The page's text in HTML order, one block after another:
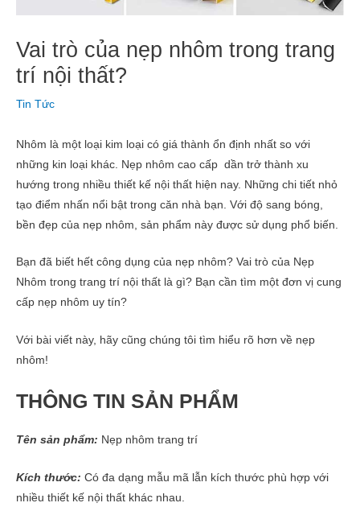
Vai trò của nẹp nhôm trong trang
trí nội thất?
Tin Tức
Nhôm là một loại kim loại có giá thành ổn định nhất so với
những kin loại khác. Nẹp nhôm cao cấp dần trở thành xu
hướng trong nhiều thiết kế nội thất hiện nay. Những chi tiết nhỏ
tạo điểm nhấn nổi bật trong căn nhà bạn. Với độ sang bóng,
bền đẹp của nẹp nhôm, sản phẩm này được sử dụng phổ biến.
Bạn đã biết hết công dụng của nẹp nhôm? Vai trò của Nẹp
Nhôm trong trang trí nội thất là gì? Bạn cần tìm một đơn vị cung
cấp nẹp nhôm uy tín?
Với bài viết này, hãy cũng chúng tôi tìm hiểu rõ hơn về nẹp
nhôm!
THÔNG TIN SẢN PHẨM
Tên sản phẩm: Nẹp nhôm trang trí
Kích thước: Có đa dạng mẫu mã lẫn kích thước phù hợp với
nhiều thiết kế nội thất khác nhau.